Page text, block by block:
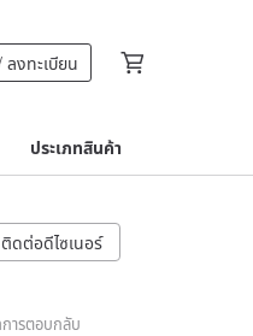
ลงทะเบียน
ประเภทสินค้า
ติดต่อดีไซเนอร์
การตอบกลับ